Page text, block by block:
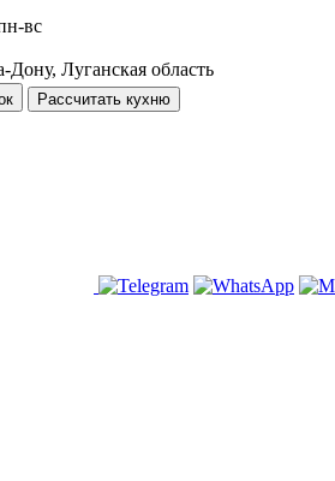
вс
Дону, Луганская область
Рассчитать кухню